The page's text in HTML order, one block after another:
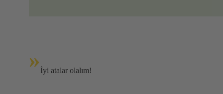
» İyi atalar olalım!